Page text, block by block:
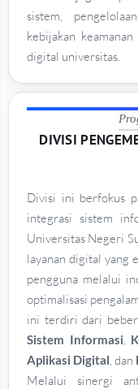
sistem,
kebijakan
digital universitas.
DIVISI
Divisi ini berfokus
integrasi sistem
Universitas Negeri
layanan digital yang
pengguna melalui
optimalisasi
ini terdiri dari
Sistem Informasi,
Aplikasi Digital, dan
Melalui sinergi